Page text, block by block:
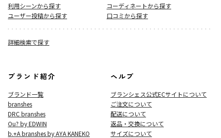
利用シーンから探す
コーディネートから探す
ユーザー投稿から探す
口コミから探す
詳細検索で探す
ブランド紹介
ブランド一覧
branshes
DRC branshes
Ou? by EDWIN
b.+A branshes by AYA KANEKO
ヘルプ
ブランシェス公式ECサイトについて
ご注文について
配送について
返品・交換について
サイズについて